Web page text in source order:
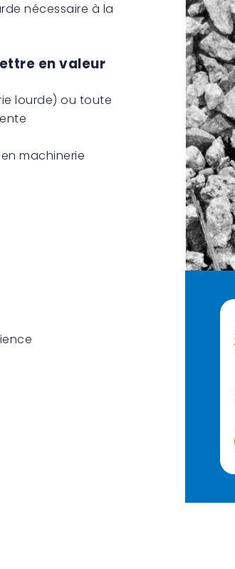
nécessaire à la
en valeur
lourde) ou toute
machinerie